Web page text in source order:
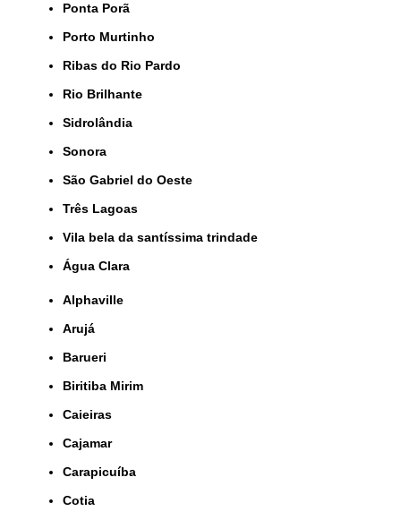
Ponta Porã
Porto Murtinho
Ribas do Rio Pardo
Rio Brilhante
Sidrolândia
Sonora
São Gabriel do Oeste
Três Lagoas
Vila bela da santíssima trindade
Água Clara
Alphaville
Arujá
Barueri
Biritiba Mirim
Caieiras
Cajamar
Carapicuíba
Cotia